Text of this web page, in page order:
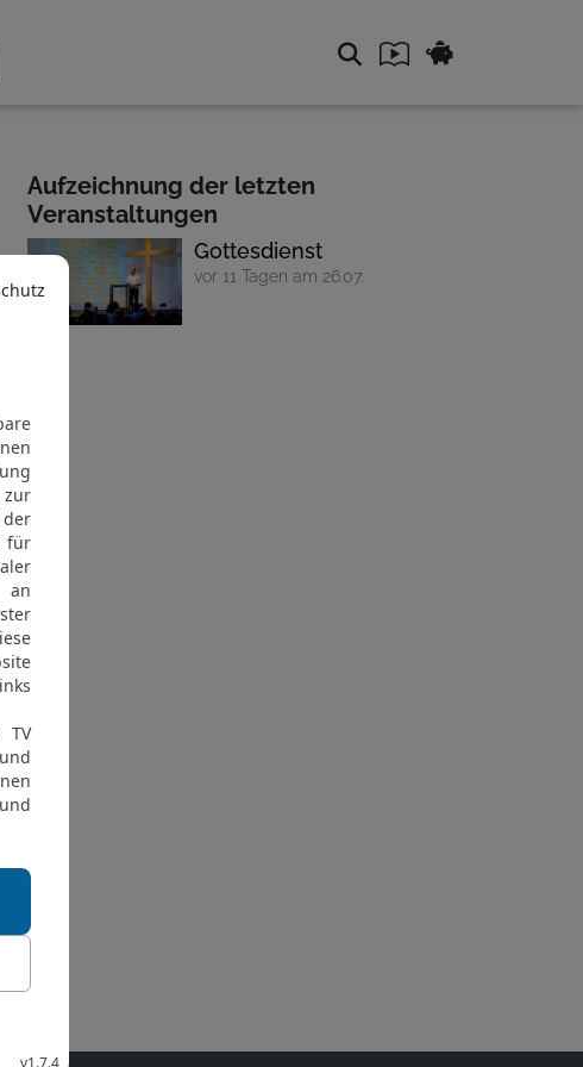
Aufzeichnung der letzten
Veranstaltungen
Gottesdienst
vor 11 Tagen am 26.07.